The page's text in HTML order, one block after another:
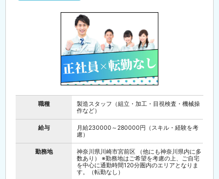
職種
製造スタッフ（組立・加工・目視検査・機械操
作など）
給与
月給230000～280000円（スキル・経験を考
慮）
勤務地
神奈川県川崎市宮前区 （他にも神奈川県内に多
数あり） ※勤務地はご希望を考慮の上、ご自宅
を中心に通勤時間120分圏内のエリアとなりま
す。（転勤なし）